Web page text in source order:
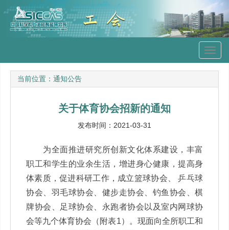
当前位置： 通知公告
关于体育协会招新的通知
发布时间：2021-03-31
为全面推进研究所创新文化体系建设，丰富
职工和学生的业余生活，增进身心健康，提高身
体素质，促进科研工作，成立篮球协会、
乒乓球
协会、羽毛球协会、健步走协会、钓鱼协会、棋
牌协会、足球协会、永跑者协会以及室内网球协
会等九个体育协会（附表1）。现面向全所职工和